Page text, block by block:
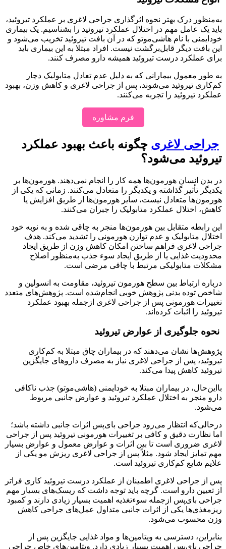
به‌منظور درک بهتر نحوه اثرگذاری جراحی لاغری بر عملکرد تیروئید،
باید یک عامل مهم در اختلال عملکرد تیروئید را بشناسیم. یک بیماری
خودایمنی با نام هاشی‌موتو که در آن بافت تیروئید تخریب می‌شود و
این بافت دیگر قابل‌برگشت نیست. افراد مبتلا به این بیماری باید
برای عملکرد درست تیروئید همیشه دارو مصرف کنند.
به طور معمول بیمارانی که به دلیل عدم تعادل متابولیک دچار
کم‌کاری تیروئید می‌شوند، پس از جراحی لاغری و کاهش وزن، بهبود
عملکرد تیروئید را تجربه می‌کنند.
فرم مشاوره
جراحی لاغری چگونه باعث بهبود عملکرد
تیروئید می‌شود؟
در بدن انسان هورمون‌ها همه کار را انجام نمی‌دهند. هورمون‌ها بر
یکدیگر تأثیر گذاشته و یکدیگر را متعادل می‌کنند. زمانی که یکی از
هورمون‌ها متعادل نیست، سایر هورمون‌ها از طریق افزایش یا
کاهش، اختلال عملکرد متابولیک را جبران می‌کنند.
این رابطه متقابل بین هورمون‌ها منجر به چاقی شده و به نوبه خود
اختلال متابولیک و عدم توازن هورمونی را تشدید می‌کند. هدف
جراحی لاغری فراهم ساختن امکان کاهش وزن از طریق ایجاد
محدودیت غذایی یا از طریق ایجاد سوء جذب به‌منظور اصلاح
مشکلات متابولیکی مرتبط با چاقی مرضی است.
درباره ارتباط بین سطح هورمون تیروئید، مقاومت به انسولین و
شاخص توده بدنی پژوهش خوبی انجام‌شده است. پژوهش‌های متعدد
تغییرات هورمونی پس از جراحی لاغری ازجمله بهبود عملکرد
تیروئید را اثبات کرده‌اند.
نحوه جلوگیری از عوارض تیروئید
پژوهش‌ها نشان می‌دهند که در بیماران چاق مبتلا به کم‌کاری
تیروئید، پس از جراحی لاغری نیاز به مصرف داروهای جایگزین
تیروئید کاهش پیدا می‌کند.
بااین‌حال، در بیماران مبتلا به خودایمنی (هاشی‌موتو) جذب ناکافی
دارو منجر به اختلال عملکرد تیروئید و عوارض جانبی مربوط
می‌شود.
درحالی‌که انتظار می‌رود جراحی بای‌پس اثرات جانبی داشته باشد؛
اما نظارت دقیق و کافی بر تغییرات هورمونی تیروئید پس از جراحی
لاغری ضروری است تا بین اثرات و عوارض معمول و عوارض بسیار
مهم تمایز ایجاد شود. مثلاً پس از جراحی لاغری ریزش مو یکی از
علایم شایع کم‌کاری تیروئید است.
پس از جراحی لاغری اطمینان از عملکرد درست تیروئید کاری فراتر
از تعیین دارو است. گرچه باید توجه داشت که ریسک‌های بسیار مهم
جراحی بای‌پس ازجمله سوءتغذیه اهمیت بسیار زیادی دارند و کمبود
ریزمغذی‌ها یکی از اثرات جانبی متداول عمل‌های جراحی کاهش
وزن محسوب می‌شود.
بنابراین، دسترسی به ویتامین‌ها و مواد غذایی جایگزین پس از
جراحی بای‌پس اهمیت بسیار زیادی دارد. ویتامین‌های خاص جراحی